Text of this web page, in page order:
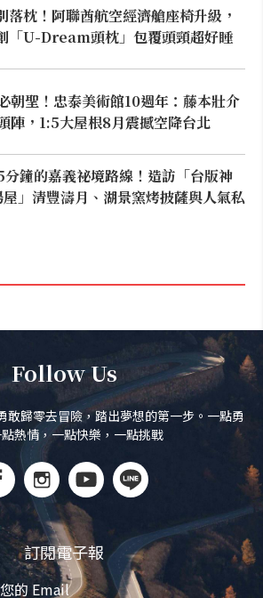
落枕！阿聯酋航空經濟艙座椅升級，
「U-Dream頭枕」包覆頭頸超好睡
朝聖！忠泰美術館10週年：藤本壯介
陣，1:5大屋根8月震撼空降台北
分鐘的嘉義祕境路線！造訪「台版神
」清豐濤月、湖景窯烤披薩與人氣私
Follow Us
敢歸零去冒險，踏出夢想的第一步。一點勇
熱情，一點快樂，一點挑戰
訂閱電子報